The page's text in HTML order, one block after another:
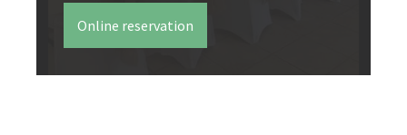
Online reservation